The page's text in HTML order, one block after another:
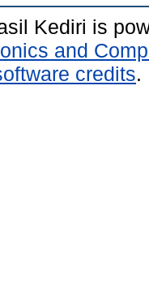
Kediri is
and
credits.